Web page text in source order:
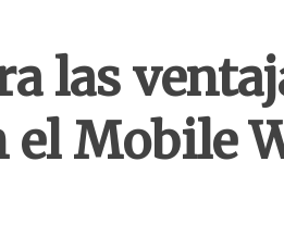
las
el Mobile